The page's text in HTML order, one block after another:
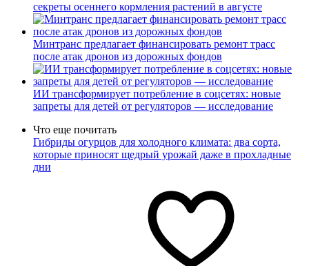
секреты осеннего кормления растений в августе
Минтранс предлагает финансировать ремонт трасс
после атак дронов из дорожных фондов
ИИ трансформирует потребление в соцсетях: новые
запреты для детей от регуляторов — исследование
Что еще почитать
Гибриды огурцов для холодного климата: два сорта,
которые приносят щедрый урожай даже в прохладные
дни